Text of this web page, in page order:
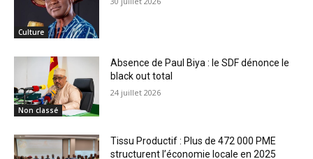
Culture
Non classé
Absence de Paul Biya : le SDF dénonce le
black out total
24 juillet 2026
Tissu Productif : Plus de 472 000 PME
structurent l’économie locale en 2025